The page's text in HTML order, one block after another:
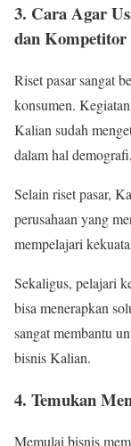
3. Cara Agar
dan Kompetitor
Riset pasar sangat
konsumen.
Kalian sudah
dalam hal
Selain riset pasar,
perusahaan yang
mempelajari
Sekaligus, pelajari
bisa menerapkan
sangat membantu
bisnis Kalian.
4. Temukan
Memulai bisnis